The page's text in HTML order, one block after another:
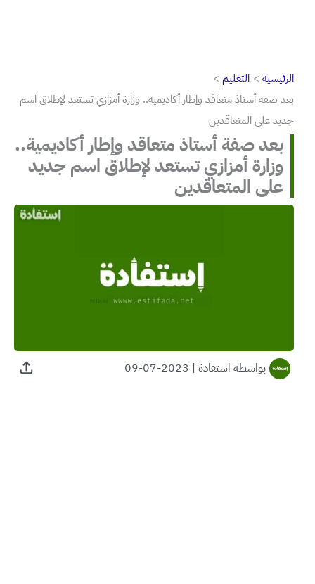
الرئيسية
التعليم
بعد صفة أستاذ متعاقد وإطار أكاديمية.. وزارة أمزازي تستعد لإطلاق اسم
جديد على المتعاقدين
بعد صفة أستاذ متعاقد وإطار أكاديمية..
وزارة أمزازي تستعد لإطلاق اسم جديد
على المتعاقدين
بواسطة استفادة |
2023-07-09